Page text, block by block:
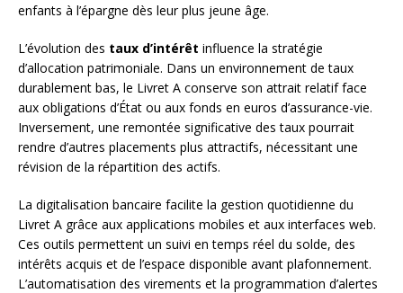
enfants à l’épargne dès leur plus jeune âge.
L’évolution des taux d’intérêt influence la stratégie
d’allocation patrimoniale. Dans un environnement de taux
durablement bas, le Livret A conserve son attrait relatif face
aux obligations d’État ou aux fonds en euros d’assurance-vie.
Inversement, une remontée significative des taux pourrait
rendre d’autres placements plus attractifs, nécessitant une
révision de la répartition des actifs.
La digitalisation bancaire facilite la gestion quotidienne du
Livret A grâce aux applications mobiles et aux interfaces web.
Ces outils permettent un suivi en temps réel du solde, des
intérêts acquis et de l’espace disponible avant plafonnement.
L’automatisation des virements et la programmation d’alertes